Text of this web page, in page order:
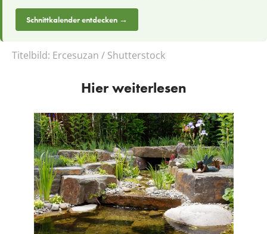
Schnittkalender entdecken →
Titelbild: Ercesuzan / Shutterstock
Hier weiterlesen